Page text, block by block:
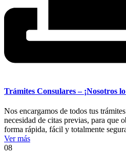
Trámites Consulares – ¡Nosotros
Nos encargamos de todos tus
necesidad de citas previas, para que
forma rápida, fácil y totalmente
Ver más
08